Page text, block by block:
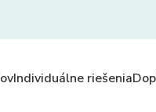
Individuálne riešenia